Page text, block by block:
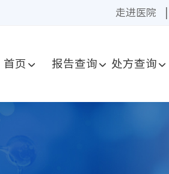
走进医院
首页 报告查询 处方查询